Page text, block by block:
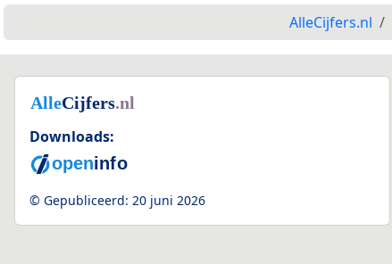
AlleCijfers.nl
Downloads:
© Gepubliceerd: 20 juni 2026